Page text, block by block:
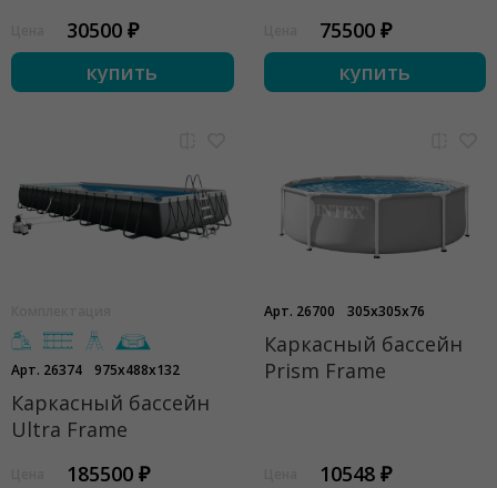
30500 ₽
купить
75500 ₽
купить
Арт. 26374 975x488x132
Каркасный бассейн
Ultra Frame
185500 ₽
Арт. 26700 305x305x76
Каркасный бассейн
Prism Frame
10548 ₽